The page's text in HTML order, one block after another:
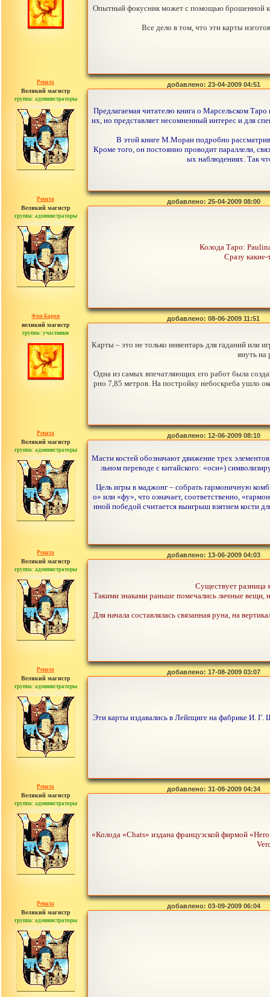
Опытный фокусник может с помощью брошенной
Все дело в том, что эти карты
Рената
Великий магистр
группа: администраторы
сообщений: 30442
добавлено: 23-04-2009 04:51
Предлагаемая читателю книга о Марсельском
их, но представляет несомненный интерес и для
В этой книге М.Моран подробно
Кроме того, он постоянно проводит параллели,
ых наблюдениях. Так
Рената
Великий магистр
группа: администраторы
сообщений: 30442
добавлено: 25-04-2009 08:00
Колода Таро:
Сразу какие-
Фон-Барон
великий магистр
группа: участники
сообщений: 3391
добавлено: 08-06-2009 11:51
Карты – это не только инвентарь для гаданий или
януть на
Одна из самых впечатляющих его работ была
рно 7,85 метров. На постройку небоскреба ушло
Рената
Великий магистр
группа: администраторы
сообщений: 30442
добавлено: 12-06-2009 08:10
Масти костей обозначают движение трех
льном переводе с китайского: «оси»)
Цель игры в маджонг – собрать гармоничную
о» или «фу», что означает, соответственно,
нной победой считается выигрыш взятием кости
Рената
Великий магистр
группа: администраторы
сообщений: 30442
добавлено: 13-06-2009 04:03
Существует разница
Такими знаками раньше помечались личные вещи,
Для начала составлялась связанная руна, на
Рената
Великий магистр
группа: администраторы
сообщений: 30442
добавлено: 17-08-2009 03:07
Эти карты издавались в Лейпциге на фабрике И.
Рената
Великий магистр
группа: администраторы
сообщений: 30442
добавлено: 31-08-2009 04:34
«Колода «Chats» издана французской фирмой
Рената
Великий магистр
группа: администраторы
сообщений: 30442
добавлено: 03-09-2009 06:04